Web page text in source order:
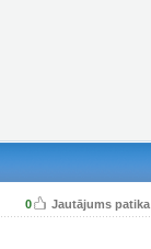
0 Jautājums patika